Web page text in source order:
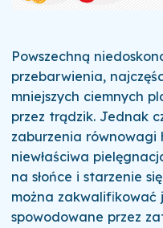
Powszechną
przebarwienia,
mniejszych ciemnych
przez trądzik. Jednak
zaburzenia równowagi
niewłaściwa
na słońce i starzenie
można zakwalifikować
spowodowane przez